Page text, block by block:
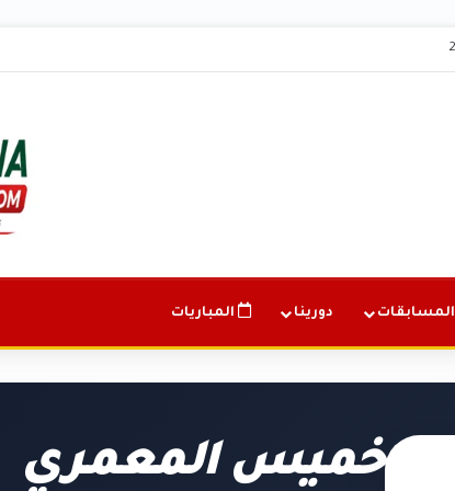
المسابقات دورينا المباريات
خميس المعمري